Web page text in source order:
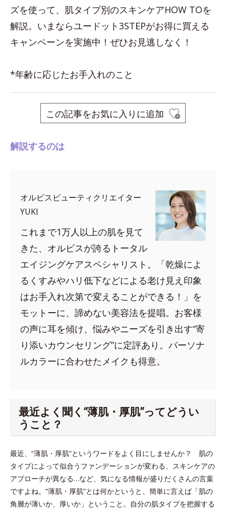
ズを使って、肌タイプ別のスキンケアHOW TOを
解説。いまならユードット3STEPがお得に買える
キャンペーンを実施中！ぜひお見逃しなく！
*年齢に応じたお手入れのこと
この記事をお気に入りに追加
解説するのは
オルビスビューティクリエイター
YUKI
これまで1万人以上の肌を見て
きた、オルビスが誇るトータル
エイジングケアスペシャリスト。「乾燥によ
るくすみやハリ低下などによる老け見え印象
はお手入れ次第で変えることができる！」を
モットーに、諦めない美容法を提唱。お客様
の声に耳を傾け、悩みやニーズを引き出す“寄
り添いカウンセリング”に定評あり。パーソナ
ルカラーに合わせたメイクも得意。
最近よく聞く“薄肌・厚肌”ってどうい
うこと？
最近、“薄肌・厚肌”というワードをよく目にしませんか？ 肌の
タイプによって似合うファンデーションが変わる、スキンケアの
アプローチが異なる…など、気になる情報が盛りだくさんの言葉
ですよね。“薄肌・厚肌”とは何かというと、簡単に言えば「肌の
角層が薄いか、厚いか」ということ。自分の肌タイプを把握する